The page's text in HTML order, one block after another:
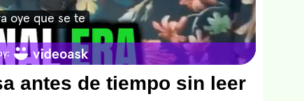
antes de tiempo sin leer